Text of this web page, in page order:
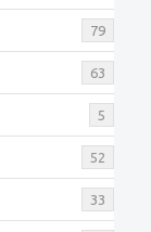
79
63
5
52
33